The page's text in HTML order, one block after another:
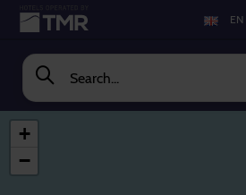
EN
Search...
+
−